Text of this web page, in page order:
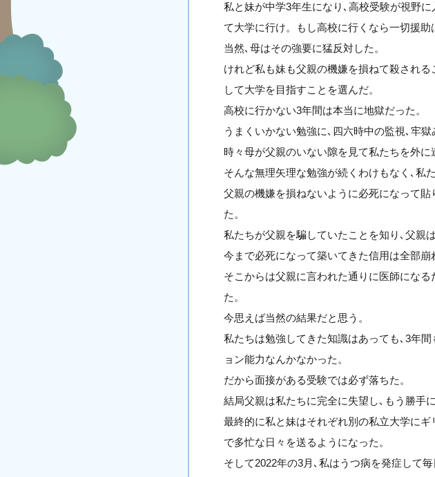
私と妹が中学3年生になり､高校受験が視野
て大学に行け。もし高校に行くなら一切援助
当然､母はその強要に猛反対した。
けれど私も妹も父親の機嫌を損ねて殺され
して大学を目指すことを選んだ。
高校に行かない3年間は本当に地獄だった。
うまくいかない勉強に､四六時中の監視､牢獄
時々母が父親のいない隙を見て私たちを外に
そんな無理矢理な勉強が続くわけもなく､私
父親の機嫌を損ねないように必死になって
た。
私たちが父親を騙していたことを知り､父親
今まで必死になって築いてきた信用は全部崩
そこからは父親に言われた通りに医師にな
た。
今思えば当然の結果だと思う。
私たちは勉強してきた知識はあっても､3年
ョン能力なんかなかった。
だから面接がある受験では必ず落ちた。
結局父親は私たちに完全に失望し､もう勝手
最終的に私と妹はそれぞれ別の私立大学に
で多忙な日々を送るようになった。
そして2022年の3月､私はうつ病を発症して